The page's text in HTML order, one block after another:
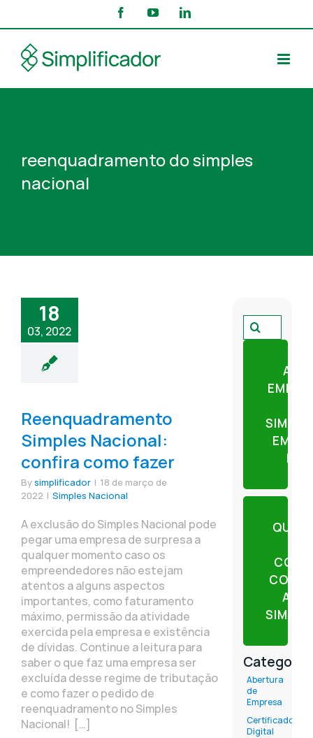
FacebookYouTubeLinkedIn
reenquadramento do simples
nacional
18
03, 2022
Reenquadramento
Simples Nacional:
confira como fazer
Bysimplificador | 18 de março de
2022 | Simples Nacional
A exclusão do Simples Nacional pode
pegar uma empresa de surpresa a
qualquer momento caso os
empreendedores não estejam
atentos a alguns aspectos
importantes, como faturamento
máximo, permissão da atividade
exercida pela empresa e existência
de dívidas. Continue a leitura para
saber o que faz uma empresa ser
excluída desse regime de tributação
e como fazer o pedido de
reenquadramento no Simples
Nacional! […]
Pesquisar
por:
EM
QUER
Abertura
de
Empresa
Certificado
Digital